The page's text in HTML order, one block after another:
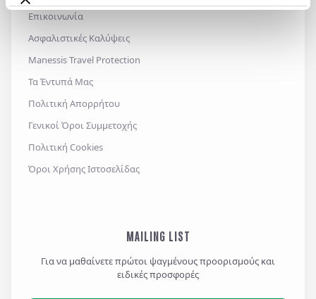
Επικοινωνία
Ασφαλιστικές Καλύψεις
Manessis Travel Protection
Τα Έντυπά Μας
Πολιτική Απορρήτου
Γενικοί Όροι Συμμετοχής
Πολιτική Cookies
Όροι Χρήσης Ιστοσελίδας
MAILING LIST
Για να μαθαίνετε πρώτοι ψαγμένους προορισμούς και
ειδικές προσφορές